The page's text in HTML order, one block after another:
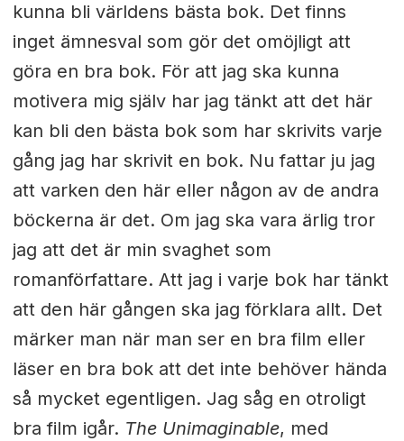
kunna bli världens bästa bok. Det finns
inget ämnesval som gör det omöjligt att
göra en bra bok. För att jag ska kunna
motivera mig själv har jag tänkt att det här
kan bli den bästa bok som har skrivits varje
gång jag har skrivit en bok. Nu fattar ju jag
att varken den här eller någon av de andra
böckerna är det. Om jag ska vara ärlig tror
jag att det är min svaghet som
romanförfattare. Att jag i varje bok har tänkt
att den här gången ska jag förklara allt. Det
märker man när man ser en bra film eller
läser en bra bok att det inte behöver hända
så mycket egentligen. Jag såg en otroligt
bra film igår. The Unimaginable, med